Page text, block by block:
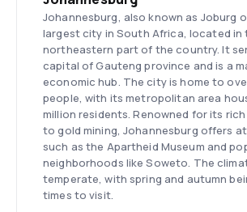
Johannesburg, also known as Joburg
largest city in South Africa, located in
northeastern part of the country. It
capital of Gauteng province and is a
economic hub. The city is home to
people, with its metropolitan area
million residents. Renowned for its
to gold mining, Johannesburg offers
such as the Apartheid Museum and
neighborhoods like Soweto. The
temperate, with spring and autumn
times to visit.